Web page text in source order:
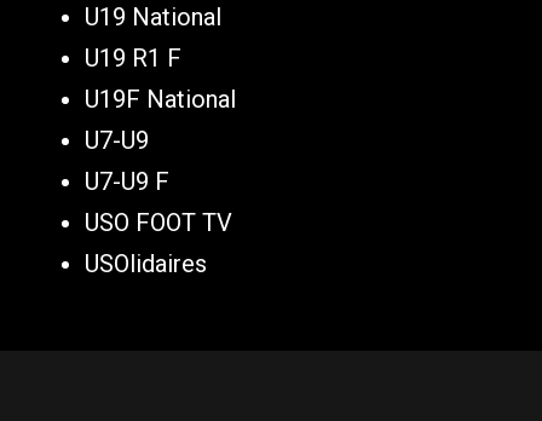
U19 National
U19 R1 F
U19F National
U7-U9
U7-U9 F
USO FOOT TV
USOlidaires